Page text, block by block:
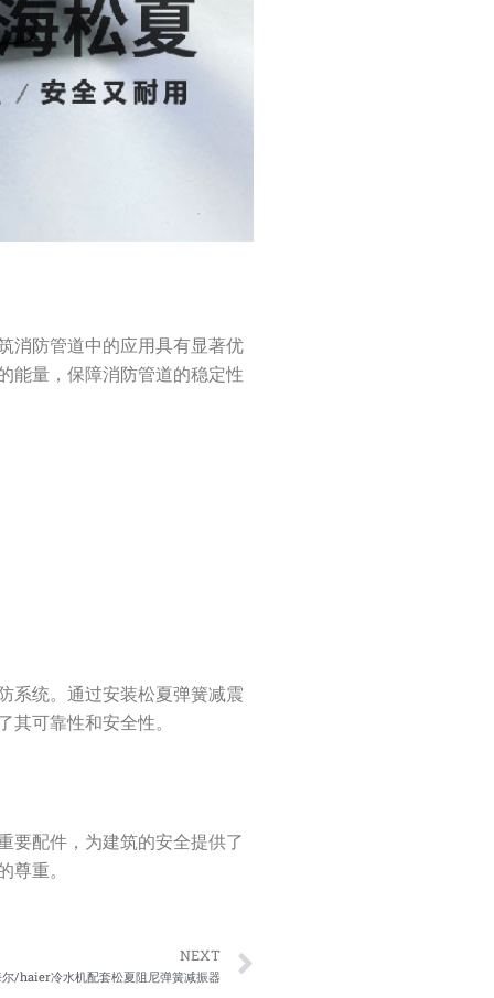
消防管道中的应用具有显著优
能量，保障消防管道的稳定性
系统。通过安装松夏弹簧减震
可靠性和安全性。
要配件，为建筑的安全提供了
尊重。
NEXT
尔/haier冷水机配套松夏阻尼弹簧减振器